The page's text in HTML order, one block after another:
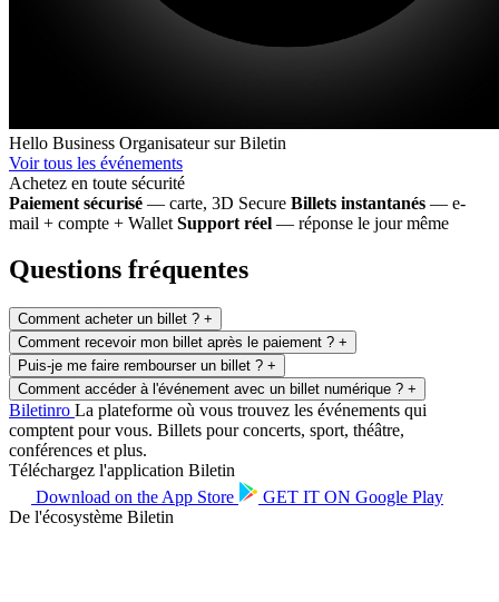
Hello Business Organisateur sur Biletin
Voir tous les événements
Achetez en toute sécurité
Paiement sécurisé — carte, 3D Secure Billets instantanés — e-
mail + compte + Wallet Support réel — réponse le jour même
Questions fréquentes
Comment acheter un billet ? +
Comment recevoir mon billet après le paiement ? +
Puis-je me faire rembourser un billet ? +
Comment accéder à l'événement avec un billet numérique ? +
Biletinro La plateforme où vous trouvez les événements qui
comptent pour vous. Billets pour concerts, sport, théâtre,
conférences et plus.
Téléchargez l'application Biletin
Download on the App Store GET IT ON Google Play
De l'écosystème Biletin